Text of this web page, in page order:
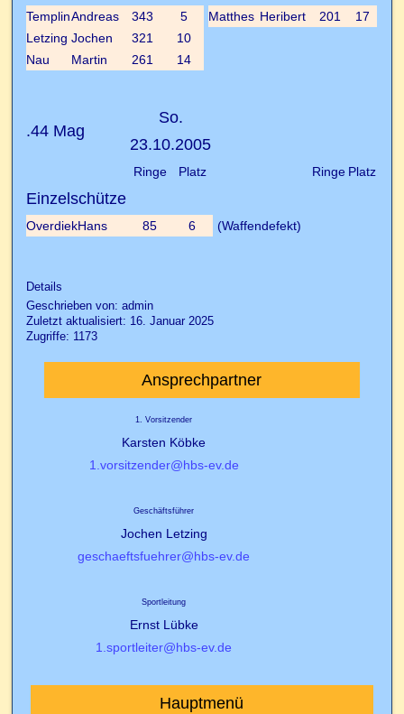
TemplinAndreas 343 5 Matthes Heribert 201
17
Letzing Jochen 321
10
Nau
Martin 261 14
.44 Mag
So.
23.10.2005
Ringe Platz Ringe Platz
Einzelschütze
OverdiekHans 85 6 (Waffendefekt)
Details
Geschrieben von:admin
Zuletzt aktualisiert: 16. Januar 2025
Zugriffe: 1173
Ansprechpartner
1. Vorsitzender
Karsten Köbke
1.vorsitzender@hbs-ev.de
Geschäftsführer
Jochen Letzing
geschaeftsfuehrer@hbs-ev.de
Sportleitung
Ernst Lübke
1.sportleiter@hbs-ev.de
Hauptmenü